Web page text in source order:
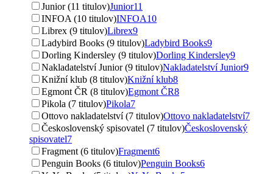
Junior (11 titulov)Junior11
INFOA (10 titulov)INFOA10
Librex (9 titulov)Librex9
Ladybird Books (9 titulov)Ladybird Books9
Dorling Kindersley (9 titulov)Dorling Kindersley9
Nakladatelství Junior (9 titulov)Nakladatelství Junior9
Knižní klub (8 titulov)Knižní klub8
Egmont ČR (8 titulov)Egmont ČR8
Pikola (7 titulov)Pikola7
Ottovo nakladatelství (7 titulov)Ottovo nakladatelství7
Československý spisovatel (7 titulov)Československý
spisovatel7
Fragment (6 titulov)Fragment6
Penguin Books (6 titulov)Penguin Books6